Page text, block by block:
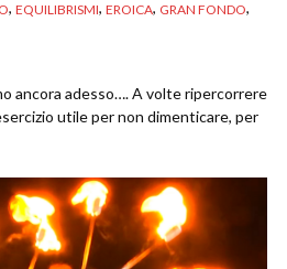
, EQUILIBRISMI, EROICA, GRAN FONDO,
ancora adesso…. A volte ripercorrere
utile per non dimenticare, per